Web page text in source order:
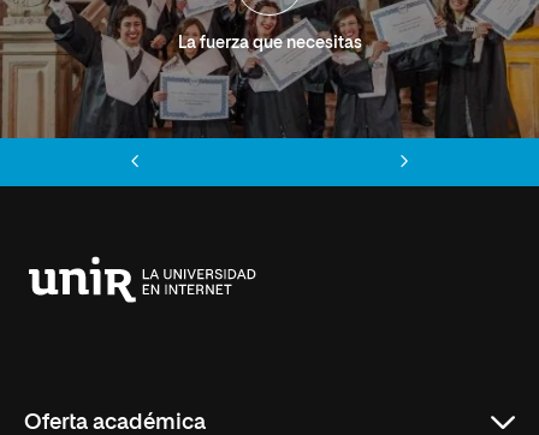
La fuerza que necesitas
Oferta académica